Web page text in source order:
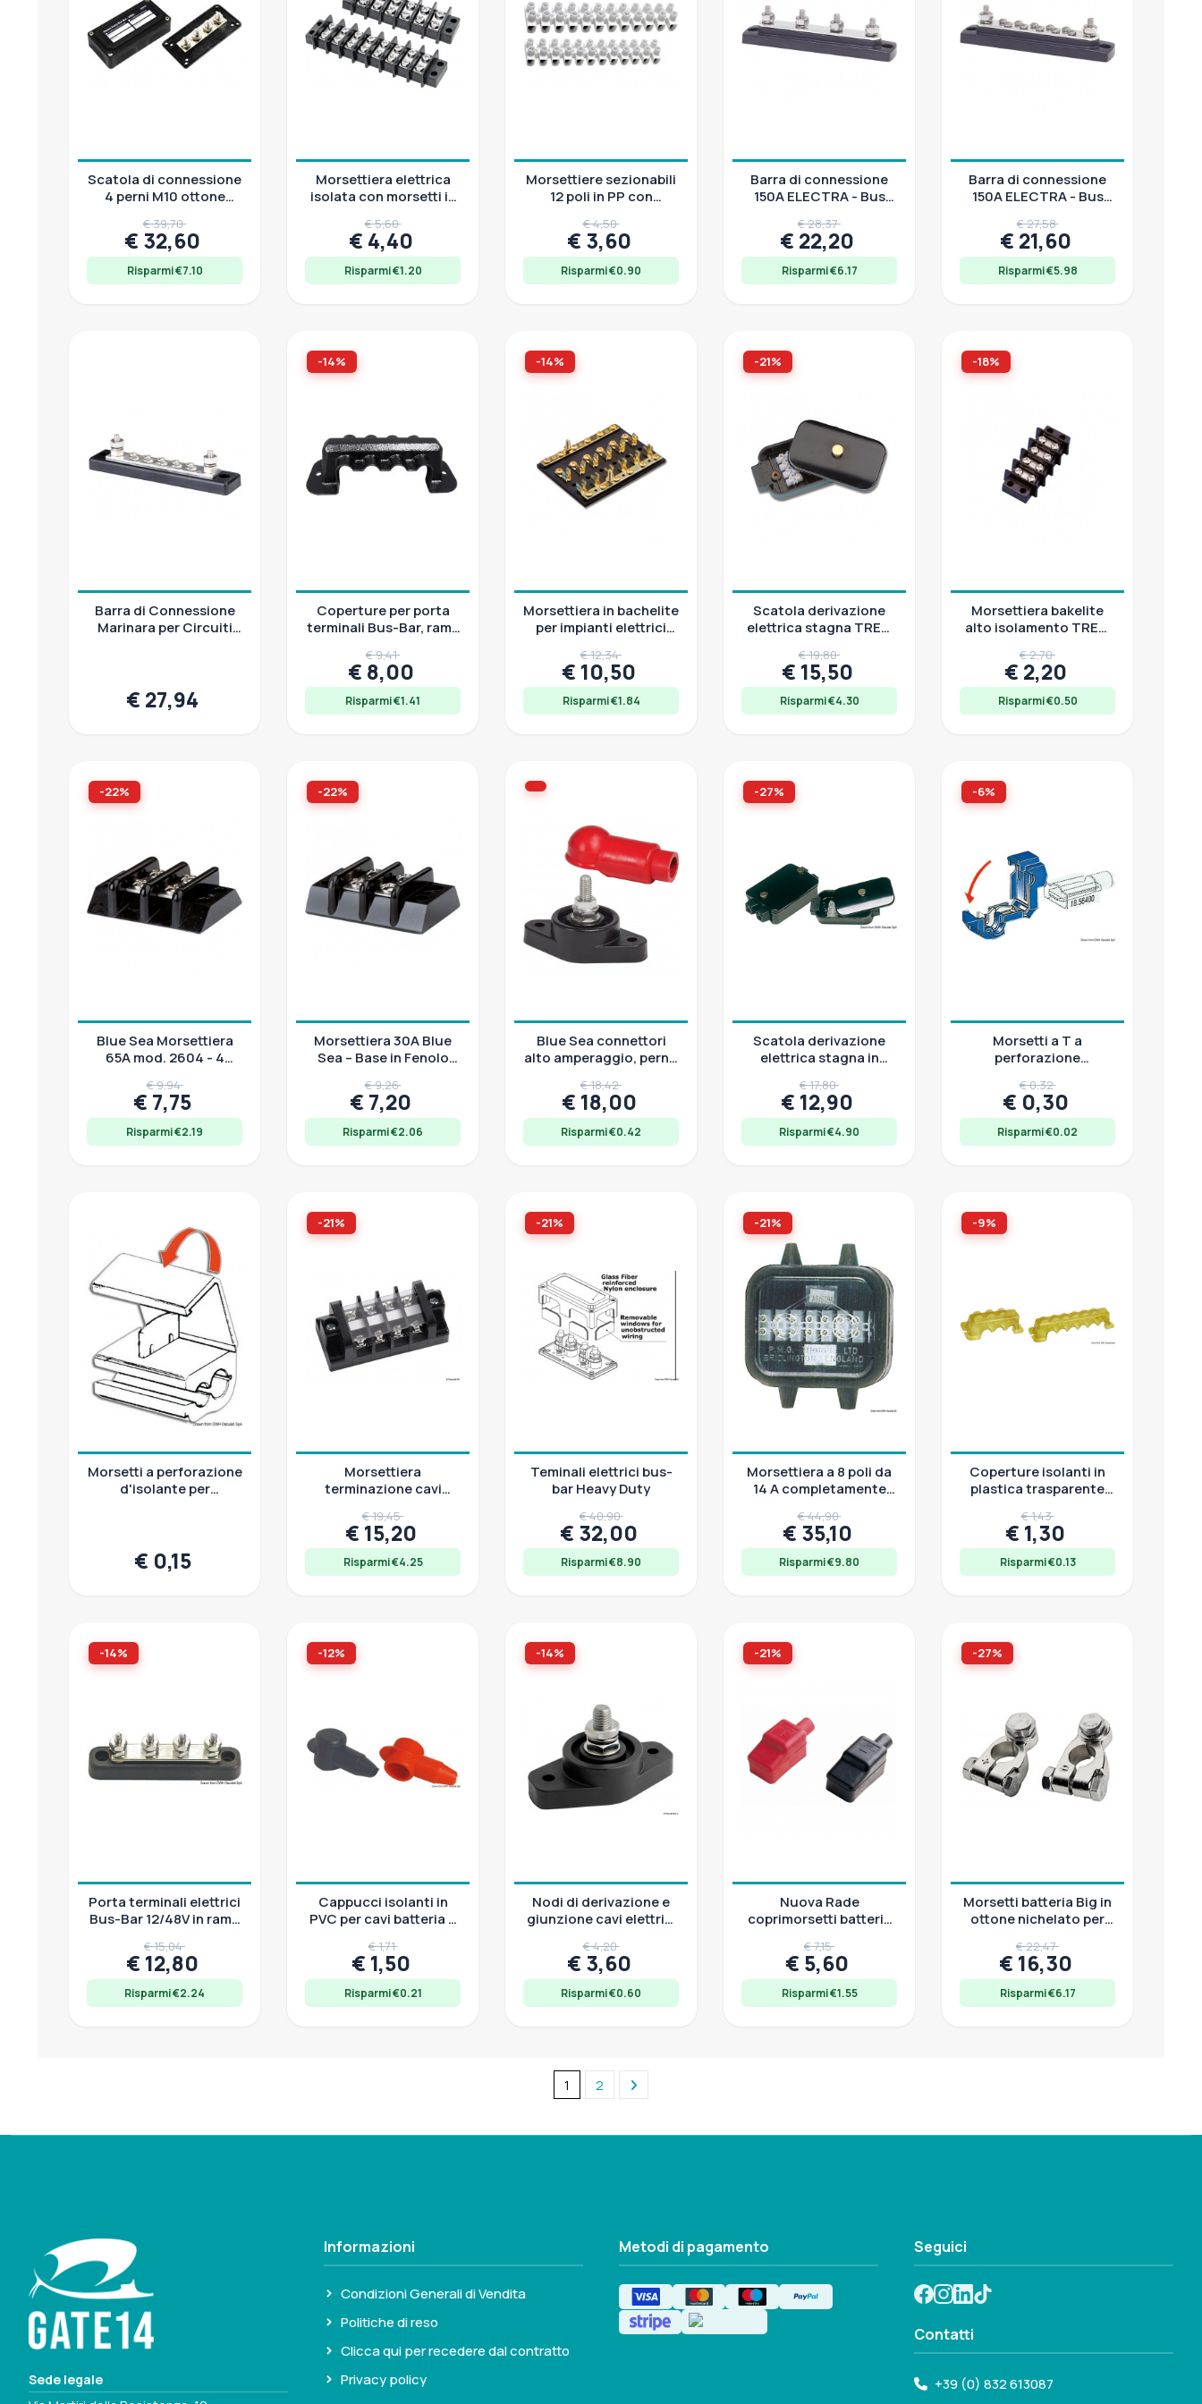
Prezzo
0,00 € - 46,00 €
Scatola di connessione
4 perni M10 ottone
€ 39,70
€ 32,60
Risparmi €7.10
Morsettiera elettrica
isolata con morsetti in
€ 5,60
€ 4,40
Risparmi €1.20
Morsettiere sezionabili
12 poli in PP con
€ 4,50
€ 3,60
Risparmi €0.90
Barra di connessione
150A ELECTRA - Bus
€ 28,37
€ 22,20
Risparmi €6.17
Barra di connessione
150A ELECTRA - Bus
€ 27,58
€ 21,60
Risparmi €5.98
Barra di Connessione
Marinara per Circuiti
€ 27,94
-14%
Coperture per porta
terminali Bus-Bar, rame
€ 9,41
€ 8,00
Risparmi €1.41
-14%
Morsettiera in bachelite
per impianti elettrici
contatti
€ 12,34
€ 10,50
Risparmi €1.84
-21%
Scatola derivazione
elettrica stagna TREM
€ 19,80
€ 15,50
Risparmi €4.30
-18%
Morsettiera bakelite
alto isolamento TREM
€ 2,70
€ 2,20
Risparmi €0.50
-22%
Blue Sea Morsettiera
65A mod. 2604 - 4
€ 9,94
€ 7,75
Risparmi €2.19
-22%
Morsettiera 30A Blue
Sea – Base in Fenolo
€ 9,26
€ 7,20
Risparmi €2.06
Blue Sea connettori
alto amperaggio, perno
termoplastica, Ø
€ 18,42
€ 18,00
Risparmi €0.42
-27%
Scatola derivazione
elettrica stagna in
76x127x45
€ 17,80
€ 12,90
Risparmi €4.90
-6%
Morsetti a T a
perforazione
pz 100
€ 0,32
€ 0,30
Risparmi €0.02
Morsetti a perforazione
d'isolante per
€ 0,15
-21%
Morsettiera
terminazione cavi
protezione
€ 19,45
€ 15,20
Risparmi €4.25
-21%
Teminali elettrici bus-
bar Heavy Duty
€ 40,90
€ 32,00
Risparmi €8.90
-21%
Morsettiera a 8 poli da
14 A completamente
€ 44,90
€ 35,10
Risparmi €9.80
-9%
Coperture isolanti in
plastica trasparente
€ 1,43
€ 1,30
Risparmi €0.13
-14%
Porta terminali elettrici
Bus-Bar 12/48V in rame
€ 15,04
€ 12,80
Risparmi €2.24
-12%
Cappucci isolanti in
PVC per cavi batteria e
€ 1,71
€ 1,50
Risparmi €0.21
-14%
Nodi di derivazione e
giunzione cavi elettrici
€ 4,20
€ 3,60
Risparmi €0.60
-21%
Nuova Rade
coprimorsetti batteria
€ 7,15
€ 5,60
Risparmi €1.55
-27%
Morsetti batteria Big in
ottone nichelato per
€ 22,47
€ 16,30
Risparmi €6.17
1 2
Sede legale
Informazioni
Condizioni Generali di Vendita
Politiche di reso
Clicca qui per recedere dal contratto
Privacy policy
Metodi di pagamento Seguici
Contatti
+39 (0) 832 613087